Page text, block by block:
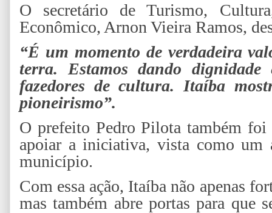
O secretário de Turismo,
Econômico, Arnon Vieira Ramos,
“É um momento de verdadeira
terra. Estamos dando dignidade
fazedores de cultura. Itaíba
pioneirismo”.
O prefeito Pedro Pilota também
apoiar a iniciativa, vista como um
município.
Com essa ação, Itaíba não apenas
mas também abre portas para que